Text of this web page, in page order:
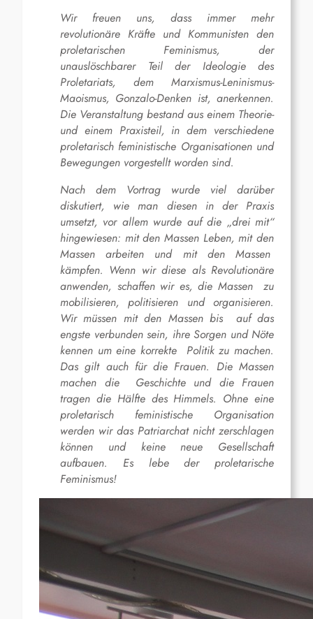
Wir freuen uns, dass immer mehr
revolutionäre Kräfte und Kommunisten den
proletarischen Feminismus, der
unauslöschbarer Teil der Ideologie des
Proletariats, dem Marxismus-Leninismus-
Maoismus, Gonzalo-Denken ist, anerkennen.
Die Veranstaltung bestand aus einem Theorie-
und einem Praxisteil, in dem verschiedene
proletarisch feministische Organisationen und
Bewegungen vorgestellt worden sind.
Nach dem Vortrag wurde viel darüber
diskutiert, wie man diesen in der Praxis
umsetzt, vor allem wurde auf die „drei mit“
hingewiesen: mit den Massen Leben, mit den
Massen arbeiten und mit den Massen
kämpfen. Wenn wir diese als Revolutionäre
anwenden, schaffen wir es, die Massen zu
mobilisieren, politisieren und organisieren.
Wir müssen mit den Massen bis auf das
engste verbunden sein, ihre Sorgen und Nöte
kennen um eine korrekte Politik zu machen.
Das gilt auch für die Frauen. Die Massen
machen die Geschichte und die Frauen
tragen die Hälfte des Himmels. Ohne eine
proletarisch feministische Organisation
werden wir das Patriarchat nicht zerschlagen
können und keine neue Gesellschaft
aufbauen. Es lebe der proletarische
Feminismus!